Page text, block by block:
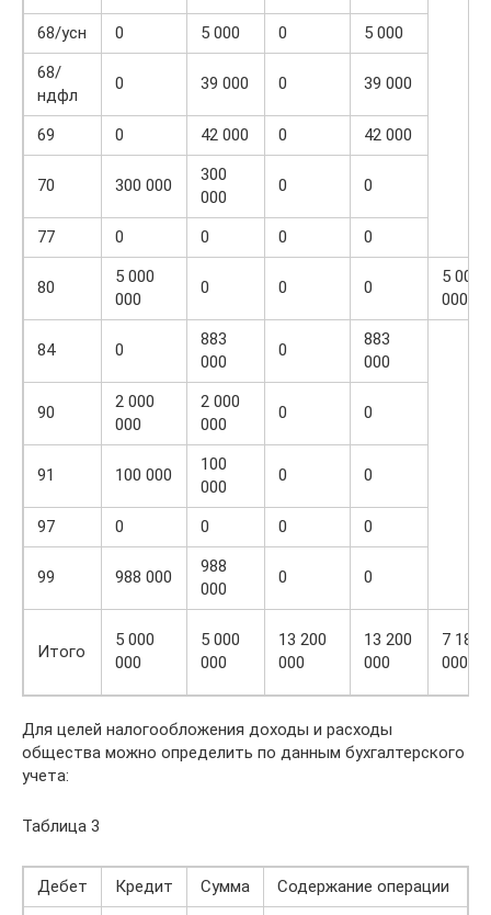
68/усн 0 5 000 0
5 000
68/
ндфл
0 39 000 0 39 000
69 0 42 000 0 42 000
70 300 000
300
000
0 0
77 0 0 0 0
80
5 000
000
0 0 0
5 000
000
84 0
883
000
0
883
000
90
2 000
000
2 000
000
0 0
91 100 000
100
000
0 0
97 0 0 0 0
99 988 000
988
000
0 0
Итого
5 000
000
5 000
000
13 200
000
13 200
000
7 189
000
Для целей налогообложения доходы и расходы
общества можно определить по данным бухгалтерского
учета:
Таблица 3
Дебет Кредит Сумма Содержание операции